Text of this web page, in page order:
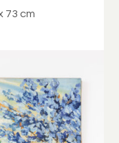
73 cm